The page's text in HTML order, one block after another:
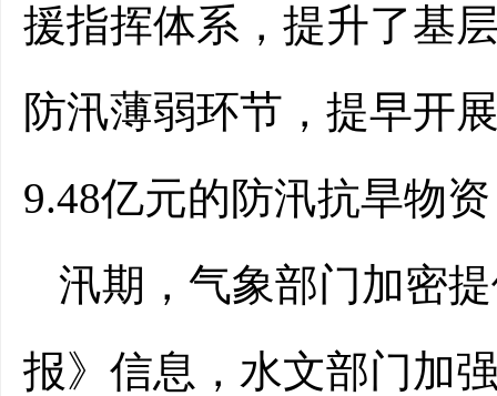
援指挥体系，提升了基
防汛薄弱环节，提早开
9.48亿元的防汛抗旱物
汛期，气象部门加密
报》信息，水文部门加